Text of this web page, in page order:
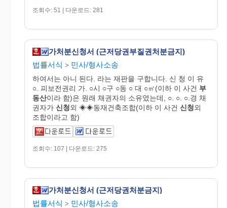
조회수: 51 | 다운로드: 281
가처분신청서 (근저당권부질권처분금지)
법률서식 > 민사/형사소송
하여서는 아니 된다. 라는 재판을 구합니다. 신 청 이 유
○. 피보전권리 가. ○시 ○구 ○동 ○ 대 ○㎡(이하 이 사건 부
동산이라 함)은 원래 채권자의 소유였는데, ○. ○. ○.경 채
권자가 신청외 ◈◈동재건축조합(이하 이 사건 신청외
조합이라고 함)
조회수: 107 | 다운로드: 275
가처분신청서 (근저당권처분금지)
법률서식 > 민사/형사소송